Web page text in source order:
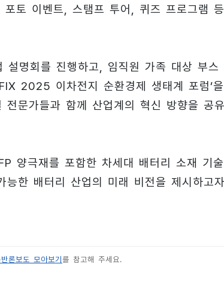
토 이벤트, 스탬프 투어, 퀴즈 프로그램
설명회를 진행하고, 임직원 가족 대상 부스
2025 이차전지 순환경제 생태계 포럼’
문가들과 함께 산업계의 혁신 방향을 공
양극재를 포함한 차세대 배터리 소재 기
한 배터리 산업의 미래 비전을 제시하고
반론보도 모아보기 를 참고해 주세요.